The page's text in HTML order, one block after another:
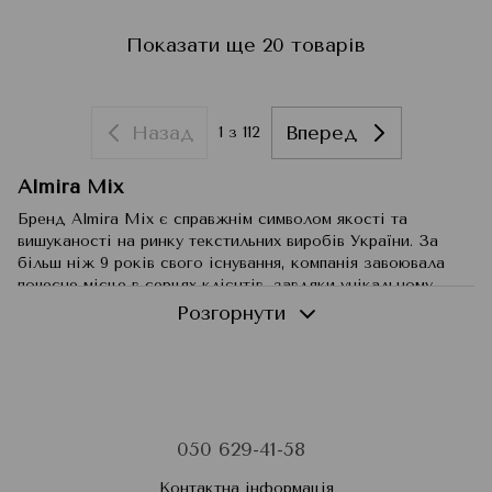
Показати ще 20 товарів
Назад 1 з 112 Вперед
Almira Mix
Бренд Аlmira Mix є справжнім символом якості та
вишуканості на ринку текстильних виробів України. За
більш ніж 9 років свого існування, компанія завоювала
почесне місце в серцях клієнтів, завдяки унікальному
поєднанню якості вищого класу та інновацій.
виготовляються виключно з натуральних тканин, і
кольорової гами задовольнить будь-який смак. За
Розгорнути
050 629-41-58